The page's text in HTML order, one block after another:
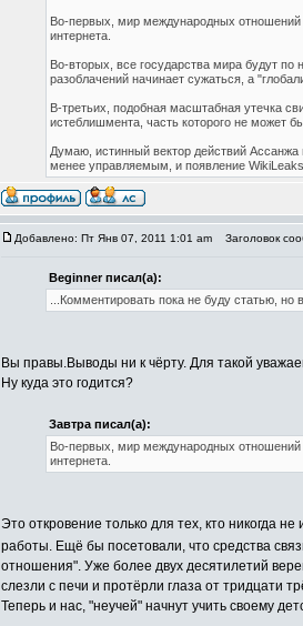
Во-первых, мир международных
интернета.
Во-вторых, все государства мира будут
разоблачений начинает сужаться, а
В-третьих, подобная масштабная утечка
истеблишмента, часть которого не может
Думаю, истинный вектор действий
менее управляемым, и появление
Добавлено: Пт Янв 07, 2011 1:01 am Заголовок
Beginner писал(а):
...Комментировать пока не буду статью,
Вы правы.Выводы ни к чёрту. Для такой
Ну куда это годится?
Завтра писал(а):
Во-первых, мир международных
интернета.
Это откровение только для тех, кто никогда
работы. Ещё бы посетовали, что средства
отношения". Уже более двух десятилетий
слезли с печи и протёрли глаза от тридцати
Теперь и нас, "неучей" начнут учить своему